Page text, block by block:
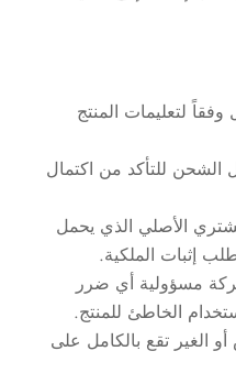
لتعليمات المنتج
للتأكد من اكتمال
الأصلي الذي يحمل
إثبات الملكية.
مسؤولية أي ضرر
الخاطئ للمنتج.
الغير تقع بالكامل على